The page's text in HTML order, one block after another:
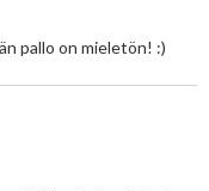
pallo on mieletön! :)